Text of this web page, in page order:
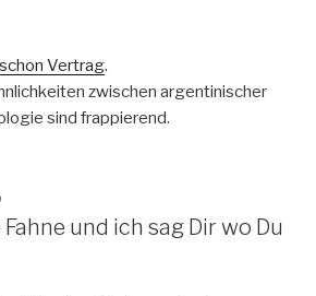
Vertrag.
zwischen argentinischer
sind frappierend.
und ich sag Dir wo Du